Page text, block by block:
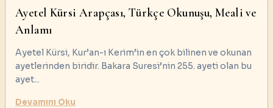
Ayetel Kürsi Arapçası, Türkçe Okunuşu, Meali ve
Anlamı
Ayetel Kürsi, Kur’an-ı Kerim’in en çok bilinen ve okunan
ayetlerinden biridir. Bakara Suresi’nin 255. ayeti olan bu
ayet...
Devamını Oku